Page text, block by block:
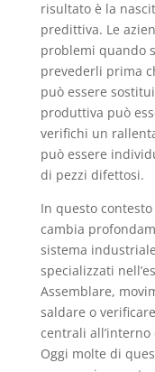
risultato è la
predittiva. Le
problemi quando
prevederli prima
può essere
produttiva può
verifichi un
può essere
di pezzi difettosi.
In questo
cambia
sistema
specializzati
Assemblare,
saldare o
centrali all’interno
Oggi molte di